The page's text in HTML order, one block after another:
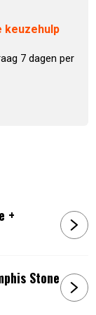
waarvan twee
gebruik in je
schoon te
van
keuzehulp
7 dagen per
+
Stone